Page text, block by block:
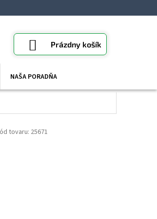
NÁKUPNÝ
KOŠÍK
Prázdny košík
NAŠA PORADŇA
25671